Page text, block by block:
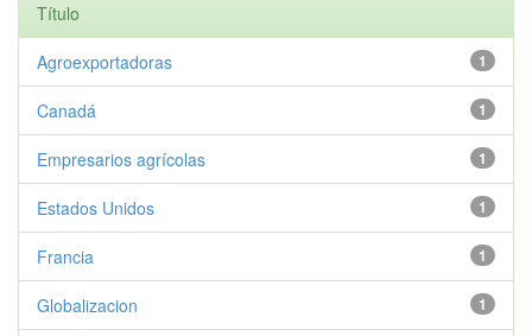
Título
1
Agroexportadoras
1
Canadá
1
Empresarios agrícolas
1
Estados Unidos
1
Francia
1
Globalizacion